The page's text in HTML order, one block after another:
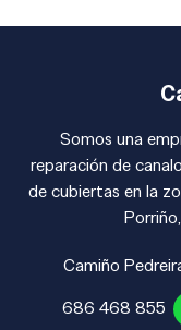
Somos una
reparación de
de cubiertas en la
Camiño
686 468 855